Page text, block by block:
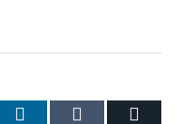
LinkedIn Tumblr